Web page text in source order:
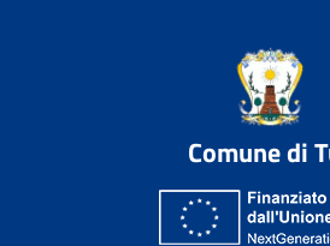
Comune di